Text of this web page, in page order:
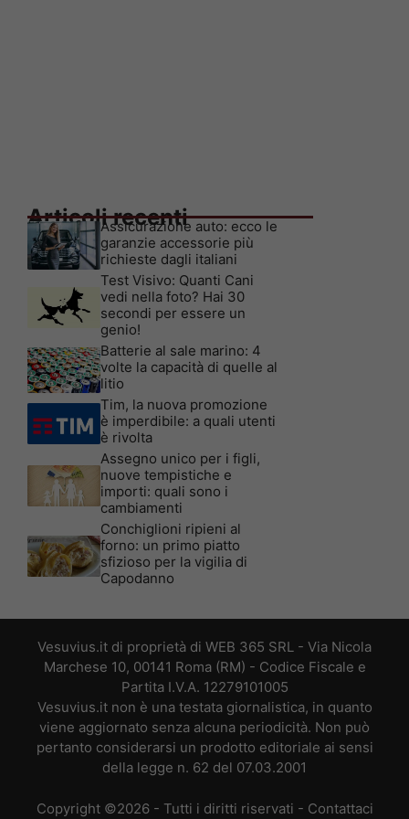
Articoli recenti
Assicurazione auto: ecco le
garanzie accessorie più
richieste dagli italiani
Test Visivo: Quanti Cani
vedi nella foto? Hai 30
secondi per essere un
genio!
Batterie al sale marino: 4
volte la capacità di quelle al
litio
Tim, la nuova promozione
è imperdibile: a quali utenti
è rivolta
Assegno unico per i figli,
nuove tempistiche e
importi: quali sono i
cambiamenti
Conchiglioni ripieni al
forno: un primo piatto
sfizioso per la vigilia di
Capodanno
Vesuvius.it di proprietà di WEB 365 SRL - Via Nicola
Marchese 10, 00141 Roma (RM) - Codice Fiscale e
Partita I.V.A. 12279101005
Vesuvius.it non è una testata giornalistica, in quanto
viene aggiornato senza alcuna periodicità. Non può
pertanto considerarsi un prodotto editoriale ai sensi
della legge n. 62 del 07.03.2001
Copyright ©2026 - Tutti i diritti riservati - Contattaci